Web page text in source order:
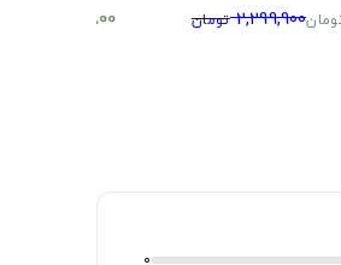
2,299,900 تومان 1,124,800